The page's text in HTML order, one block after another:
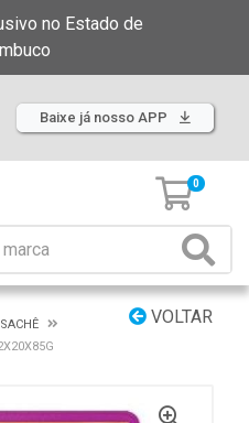
no Estado de
Baixe já nosso APP
0
VOLTAR